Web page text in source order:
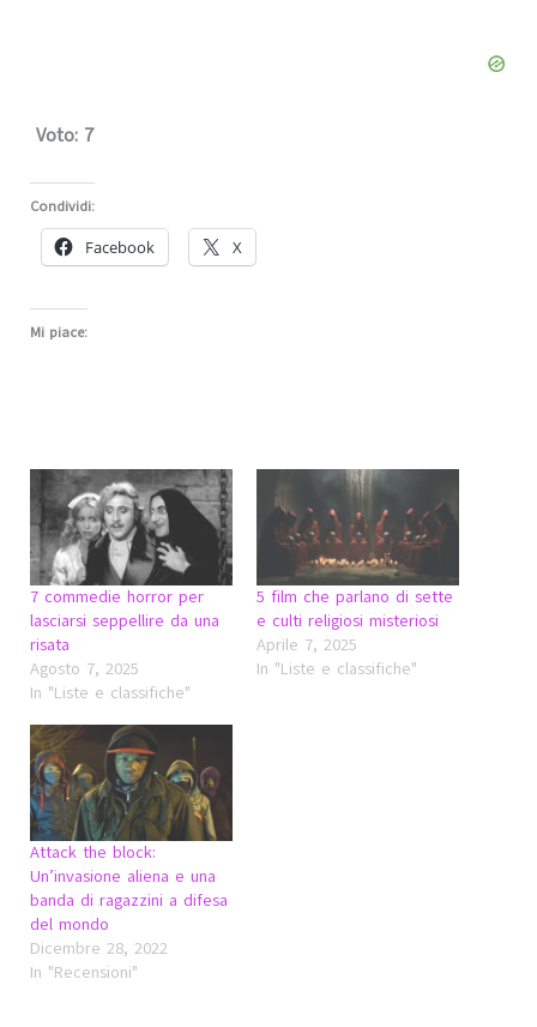
Voto: 7
Condividi:
Facebook X
Mi piace:
7 commedie horror per
lasciarsi seppellire da una
risata
Agosto 7, 2025
In "Liste e classifiche"
5 film che parlano di sette
e culti religiosi misteriosi
Aprile 7, 2025
In "Liste e classifiche"
Attack the block:
Un’invasione aliena e una
banda di ragazzini a difesa
del mondo
Dicembre 28, 2022
In "Recensioni"